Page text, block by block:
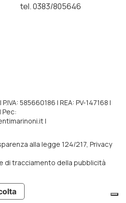
tel. 0383/805646
585660186 | REA: PV-147168 |
Pec:
|
alla legge 124/217 Privacy
di tracciamento della pubblicità